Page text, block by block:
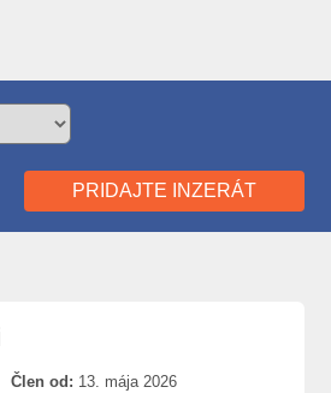
PRIDAJTE INZERÁT
Člen od: 13. mája 2026